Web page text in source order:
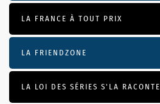
LA FRANCE À TOUT PRIX
LA FRIENDZONE
LA LOI DES SÉRIES S'LA RACONTE